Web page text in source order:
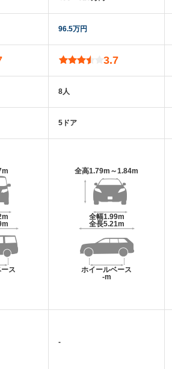
ス
96.5万円
3.7
8人
5ドア
全高1.79m～1.84m
全幅1.99m
全長5.21m
ホイールベース
-m
-